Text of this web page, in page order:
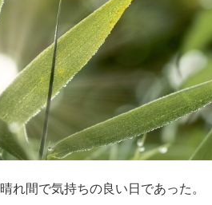
れ間で気持ちの良い日であった。